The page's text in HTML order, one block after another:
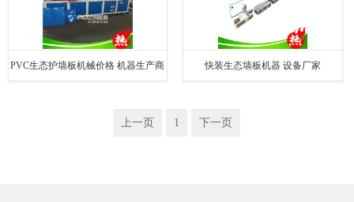
PVC生态护墙板机械价格 机器生产商 快装生态墙板机器 设备厂家
上一页 1 下一页